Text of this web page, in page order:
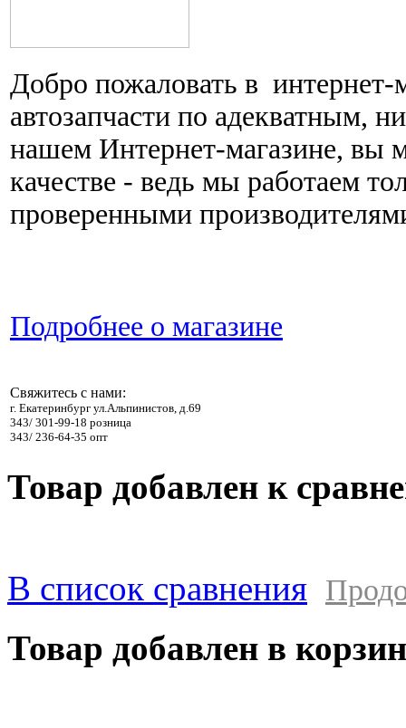
Добро пожаловать в
автозапчасти по адекватным,
нашем Интернет-магазине, вы
качестве - ведь мы работаем
проверенными
Подробнее о магазине
Свяжитесь с нами:
г. Екатеринбург ул.Альпинистов, д.69
343/ 301-99-18 розница
343/ 236-64-35 опт
Товар добавлен к
В список сравнения
Товар добавлен в